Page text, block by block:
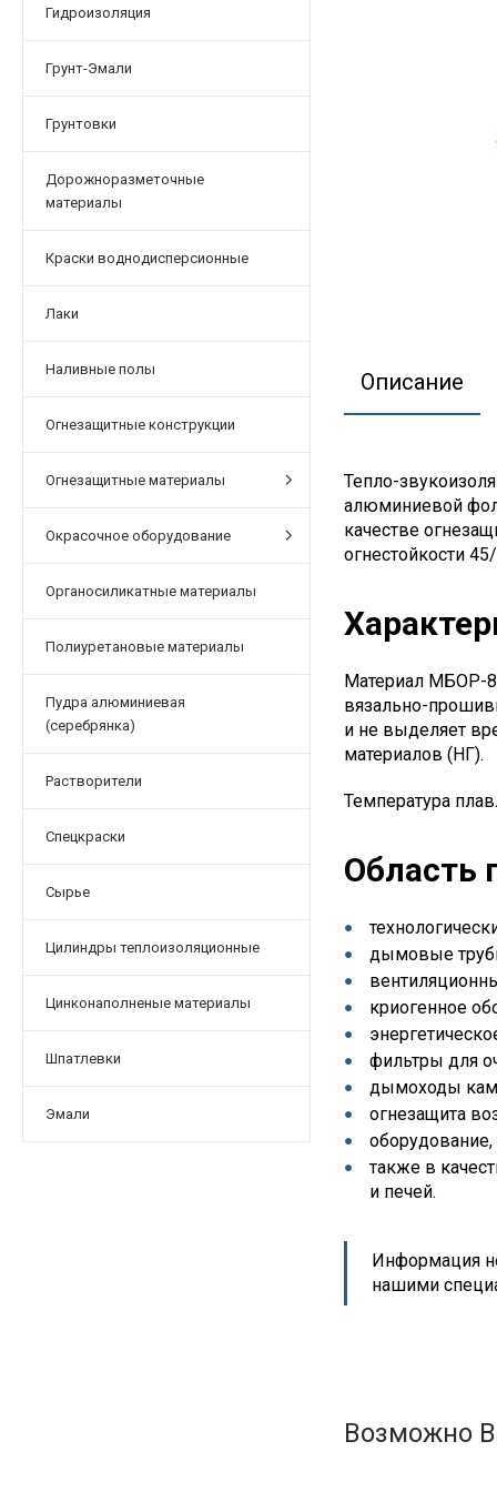
Гидроизоляция
Грунт-Эмали
Грунтовки
Дорожноразметочные
материалы
Краски воднодисперсионные
Лаки
Наливные полы
Огнезащитные конструкции
Огнезащитные материалы
Окрасочное оборудование
Органосиликатные материалы
Полиуретановые материалы
Пудра алюминиевая
(серебрянка)
Растворители
Спецкраски
Сырье
Цилиндры теплоизоляционные
Цинконаполненые материалы
Шпатлевки
Эмали
Описание
Тепло-
алюминиевой
качестве
огнестойкости
Материал МБОР-
вязально-
и не выделяет
материалов (НГ).
Температура
Область
дымовые
криогенное
фильтры для
дымоходы
огнезащита
также в
и печей.
Информация
нашими
Возможно